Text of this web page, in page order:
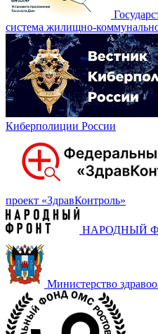
система жилищно-
Киберполиции России
проект «‎ЗдравКонтроль»
НАРОДНЫЙ
Министерство